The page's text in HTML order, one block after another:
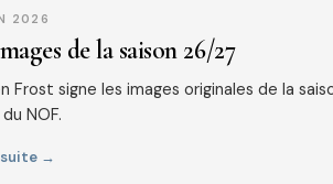
2026
de la saison 26/27
Frost signe les images originales de la
NOF.
suite →